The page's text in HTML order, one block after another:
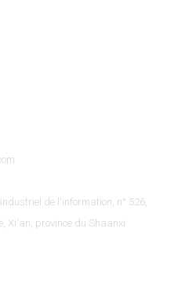
de l'information, n° 526,
Xi'an, province du Shaanxi